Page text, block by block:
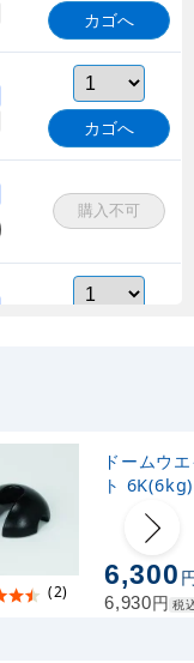
カゴへ
カゴへ
購入不可
(2)
ドームウ
ト
ラック (M-
981K)
6,300
6,930円 税